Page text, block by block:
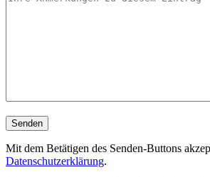
Mit dem Betätigen des Senden-Buttons
Datenschutzerklärung.